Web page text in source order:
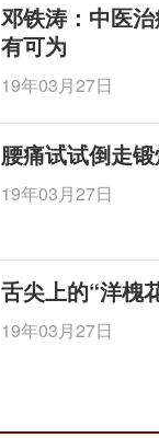
邓铁涛：中医
有可为
19年03月27日
腰痛试试倒走
19年03月27日
舌尖上的“洋槐
19年03月27日